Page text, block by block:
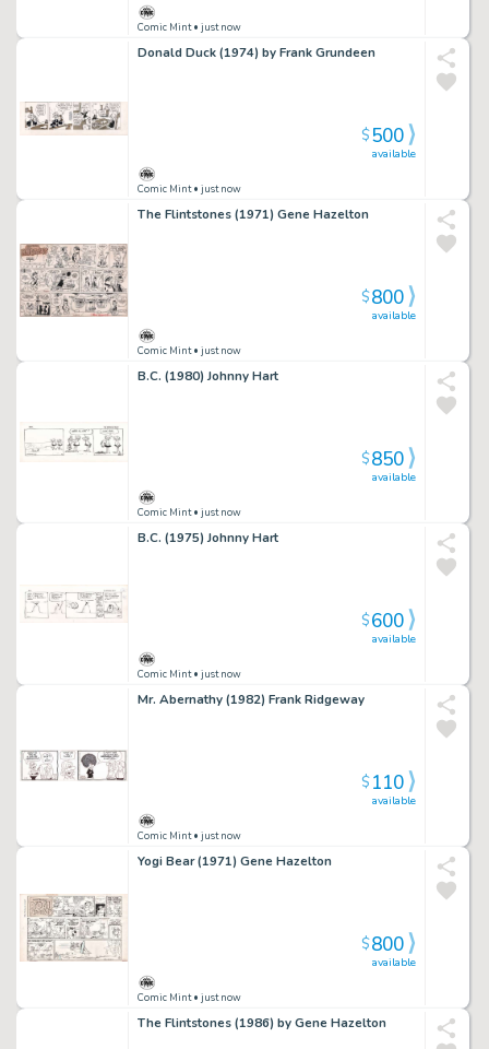
Comic Mint• just now
Donald Duck (1974) by Frank Grundeen
Comic Mint• just now
available
$500
The Flintstones (1971) Gene Hazelton
Comic Mint• just now
available
$800
B.C. (1980) Johnny Hart
Comic Mint• just now
available
$850
B.C. (1975) Johnny Hart
Comic Mint• just now
available
$600
Mr. Abernathy (1982) Frank Ridgeway
Comic Mint• just now
available
$110
Yogi Bear (1971) Gene Hazelton
Comic Mint• just now
available
$800
The Flintstones (1986) by Gene Hazelton